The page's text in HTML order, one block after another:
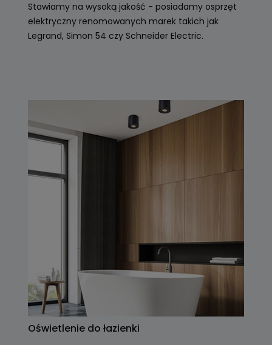
Stawiamy na wysoką jakość - posiadamy osprzęt
elektryczny renomowanych marek takich jak
Legrand, Simon 54 czy Schneider Electric.
Oświetlenie do łazienki